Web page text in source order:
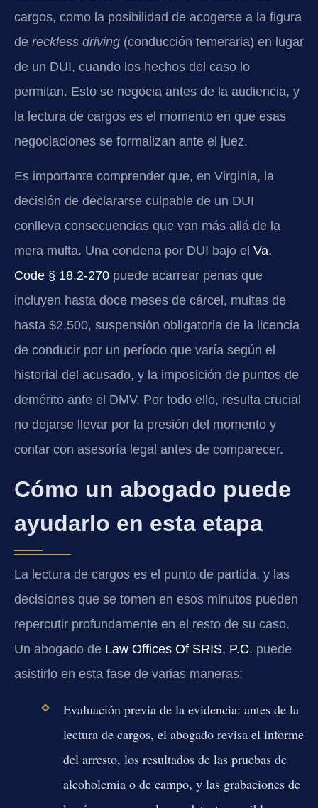
cargos, como la posibilidad de acogerse a la figura
de reckless driving (conducción temeraria) en lugar
de un DUI, cuando los hechos del caso lo
permitan. Esto se negocia antes de la audiencia, y
la lectura de cargos es el momento en que esas
negociaciones se formalizan ante el juez.
Es importante comprender que, en Virginia, la
decisión de declararse culpable de un DUI
conlleva consecuencias que van más allá de la
mera multa. Una condena por DUI bajo el Va.
Code § 18.2-270 puede acarrear penas que
incluyen hasta doce meses de cárcel, multas de
hasta $2,500, suspensión obligatoria de la licencia
de conducir por un período que varía según el
historial del acusado, y la imposición de puntos de
demérito ante el DMV. Por todo ello, resulta crucial
no dejarse llevar por la presión del momento y
contar con asesoría legal antes de comparecer.
Cómo un abogado puede
ayudarlo en esta etapa
La lectura de cargos es el punto de partida, y las
decisiones que se tomen en esos minutos pueden
repercutir profundamente en el resto de su caso.
Un abogado de Law Offices Of SRIS, P.C. puede
asistirlo en esta fase de varias maneras:
Evaluación previa de la evidencia: antes de la
lectura de cargos, el abogado revisa el informe
del arresto, los resultados de las pruebas de
alcoholemia o de campo, y las grabaciones de